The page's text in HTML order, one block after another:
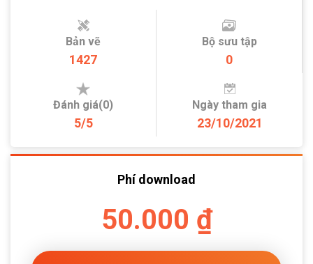
Bản vẽ
1427
Bộ sưu tập
0
Đánh giá(0)
5/5
Ngày tham gia
23/10/2021
Phí download
50.000 ₫